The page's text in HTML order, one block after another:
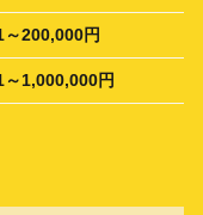
～200,000円
1,000,000円